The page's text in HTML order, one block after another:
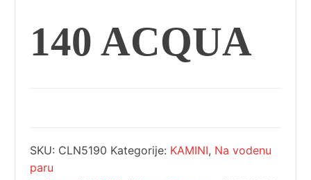
140 ACQUA
SKU: CLN5190 Kategorije: KAMINI, Na vodenu
paru